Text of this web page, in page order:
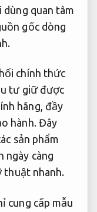
dùng quan tâm
gốc dòng
chính thức
tư giữ được
hãng, đầy
hành. Đây
sản phẩm
ngày càng
thuật nhanh.
cung cấp mẫu